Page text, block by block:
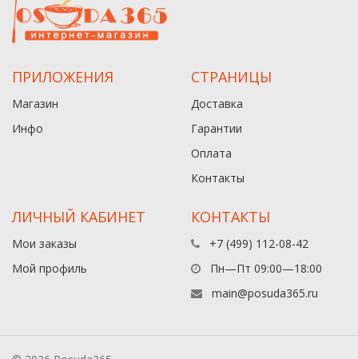
ПРИЛОЖЕНИЯ
Магазин
Инфо
СТРАНИЦЫ
Доставка
Гарантии
Оплата
Контакты
ЛИЧНЫЙ КАБИНЕТ
Мои заказы
Мой профиль
КОНТАКТЫ
+7 (499) 112-08-42
Пн—Пт 09:00—18:00
main@posuda365.ru